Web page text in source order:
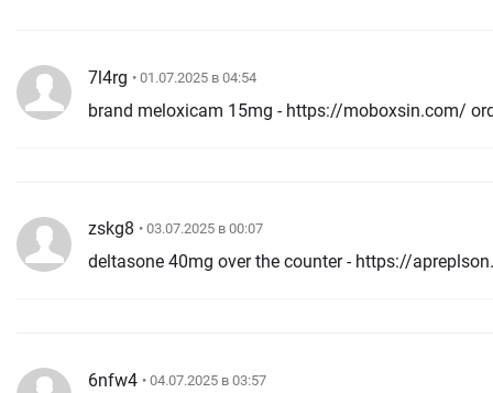
7l4rg • 01.07.2025 в 04:54
brand meloxicam 15mg - https://moboxsin.com/
zskg8 • 03.07.2025 в 00:07
deltasone 40mg over the counter - https://
6nfw4 • 04.07.2025 в 03:57